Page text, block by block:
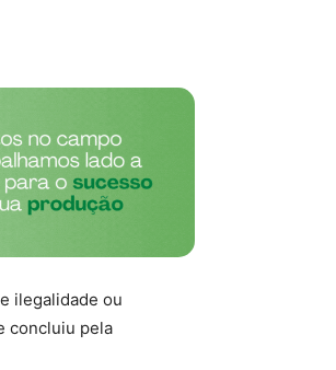
ilegalidade ou
concluiu pela